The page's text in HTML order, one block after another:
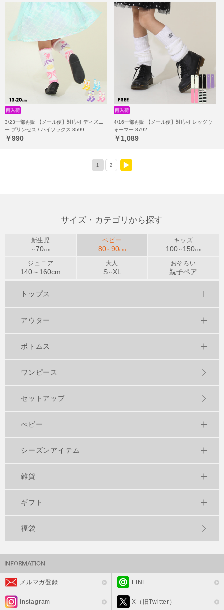
3/23一部再販 【メール便】対応可 ディズニ
ー プリンセス / ハイソックス 8599
￥990
4/16一部再販 【メール便】対応可 レッグウ
ォーマー 8792
￥1,089
1 2
サイズ・カテゴリから探す
新生児
～ 70cm
ベビー
80～90cm
キッズ
100～ 150cm
ジュニア
140～ 160cm
大人
S～ XL
おそろい
親子ペア
トップス
アウター
ボトムス
ワンピース
セットアップ
べビー
シーズンアイテム
雑貨
ギフト
福袋
メルマガ登録 LINE
Instagram X（旧Twitter）